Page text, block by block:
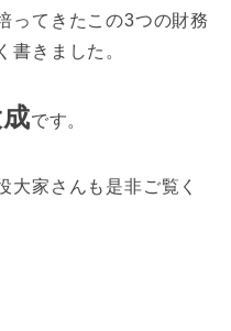
ってきたこの3つの財務
書きました。
です。
大家さんも是非ご覧く